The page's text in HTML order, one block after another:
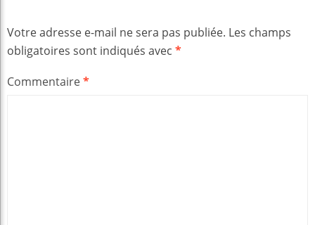
Votre adresse e-mail ne sera pas publiée. Les champs
obligatoires sont indiqués avec *
Commentaire*